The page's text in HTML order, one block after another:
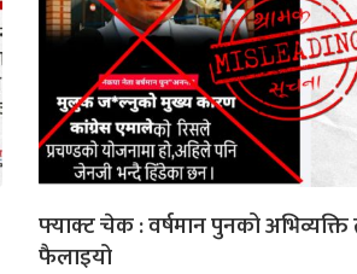
फ्याक्ट चेक : वर्षमान पुनको अभिव्यक्ति
फैलाइयो